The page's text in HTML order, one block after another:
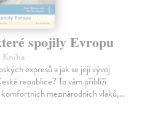
spojily Evropu
| Kniha
expresů a jak se její vývoj
republice? To vám přiblíží
mezinárodních vlaků,…